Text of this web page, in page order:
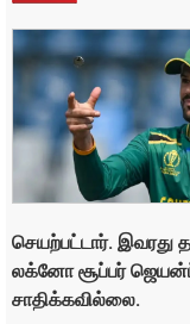
செயற்பட்டார்.
லக்னோ சூப்பர்
சாதிக்கவில்லை.